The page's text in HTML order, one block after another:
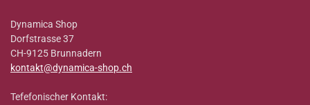
Dynamica Shop
Dorfstrasse 37
CH-9125 Brunnadern
kontakt@dynamica-shop.ch
Tefefonischer Kontakt: